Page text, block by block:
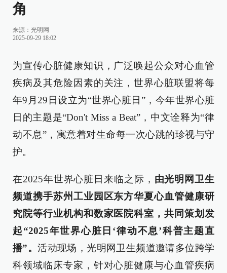
角
来源：光明网
2025-09-29 18:02
为宣传心脏健康知识，广泛唤起公众对心血管
疾病及其危险因素的关注，世界心脏联盟将每
年9月29日设立为“世界心脏日”，今年世界心脏
日的主题是“Don't Miss a Beat”，中文诠释为“律
动不息”，寓意着对生命每一次心跳的珍视与守
护。
在2025年世界心脏日来临之际， 由光明网卫生
频道携手苏州工业园区东方华夏心血管健康研
究院等行业机构和数家医院科室，共同策划发
起“2025年世界心脏日‘律动不息’科普主题直
播”。活动现场，光明网卫生频道邀请多位跨学
科领域临床专家，针对心脏健康与心血管疾病